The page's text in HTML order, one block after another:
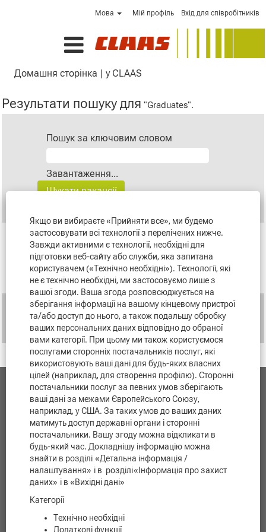
Якщо ви вибираєте «Прийняти все», ми будемо
застосовувати всі технології з перелічених нижче.
Завжди активними є технології, необхідні для
підготовки веб-сайту або служби, яка запитана
користувачем («Технічно необхідні»). Технології, які
не є технічно необхідні, ми застосовуємо лише з
вашої згоди. Ваша згода розповсюджується на
зберігання інформації на вашому кінцевому пристрої
та/або доступ до нього, а також подальшу обробку
ваших персональних даних відповідно до обраної
вами категорії. При цьому ми також користуємося
послугами сторонніх постачальників послуг, які
використовують ваші дані для будь-яких власних
цілей (наприклад, для створення профілю). Сторонні
постачальники послуг за певних умов зберігають
ваші дані за межами Європейського Союзу,
наприклад, у США. За таких умов до ваших даних
матимуть доступ державні органи і сторонні
постачальники. Вашу згоду можна відкликати в
будь-який час. Докладнішу інформацію можна
знайти в розділі «Детальна інформація /
налаштування» і в розділі«Інформація про захист
даних» i в «Вихідні дані»
Категорії
Технічно необхідні
Додаткові функції
Мова Мій профіль Вхід для співробітників
Домашня сторінка | у CLAAS
Результати пошуку для "Graduates".
Пошук за ключовим словом
Завантаження...
Результати 1 – 1з1
Назва
Mechatronics Apprentice
Apprenticeship/Dual Studies
Omaha, NE, US, 68138
Контакти
Захист даних
Правове положення
Правова інформація